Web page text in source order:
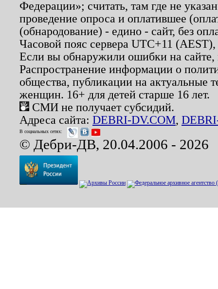
Федерации»; считать, там где не
проведение опроса и оплатившее
(обнародование) - едино - сайт, без
Часовой пояс сервера UTC+11
Если вы обнаружили ошибки на
Распространение информации о
общества, публикации на актуальные
женщин. 16+ для детей старше 16 лет.
СМИ не получает субсидий.
Адреса сайта: DEBRI-DV.COM,
В социальных сетях:
© Дебри-ДВ, 20.04.2006 - 2026